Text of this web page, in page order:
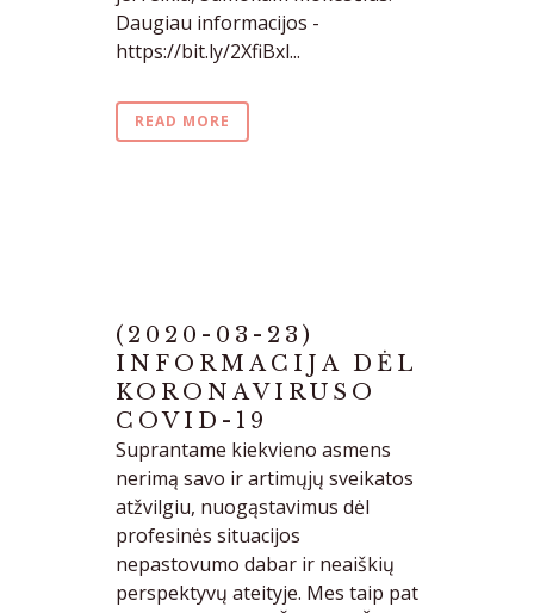
Daugiau informacijos -
https://bit.ly/2XfiBxl...
READ MORE
(2020-03-23)
INFORMACIJA DĖL
KORONAVIRUSO
COVID-19
Suprantame kiekvieno asmens
nerimą savo ir artimųjų sveikatos
atžvilgiu, nuogąstavimus dėl
profesinės situacijos
nepastovumo dabar ir neaiškių
perspektyvų ateityje. Mes taip pat